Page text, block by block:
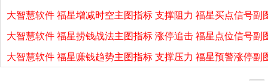
大智慧软件 福星增减时空主图指标 支撑阻力 福星买点信号副
大智慧软件 福星捞钱战法主图指标 涨停追击 福星点位信号副
大智慧软件 福星赚钱趋势主图指标 支撑压力 福星预警涨停副